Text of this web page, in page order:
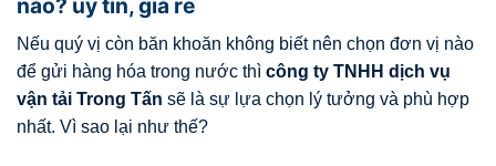
nào? uy tín, giá rẻ
Nếu quý vị còn băn khoăn không biết nên chọn đơn vị nào
để gửi hàng hóa trong nước thì công ty TNHH dịch vụ
vận tải Trong Tấn sẽ là sự lựa chọn lý tưởng và phù hợp
nhất. Vì sao lại như thế?